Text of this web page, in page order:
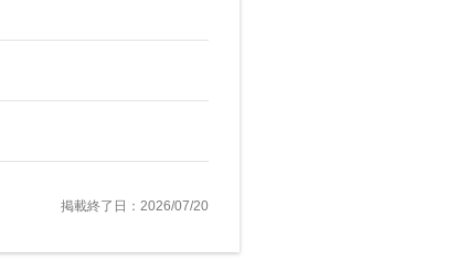
掲載終了日：2026/07/20